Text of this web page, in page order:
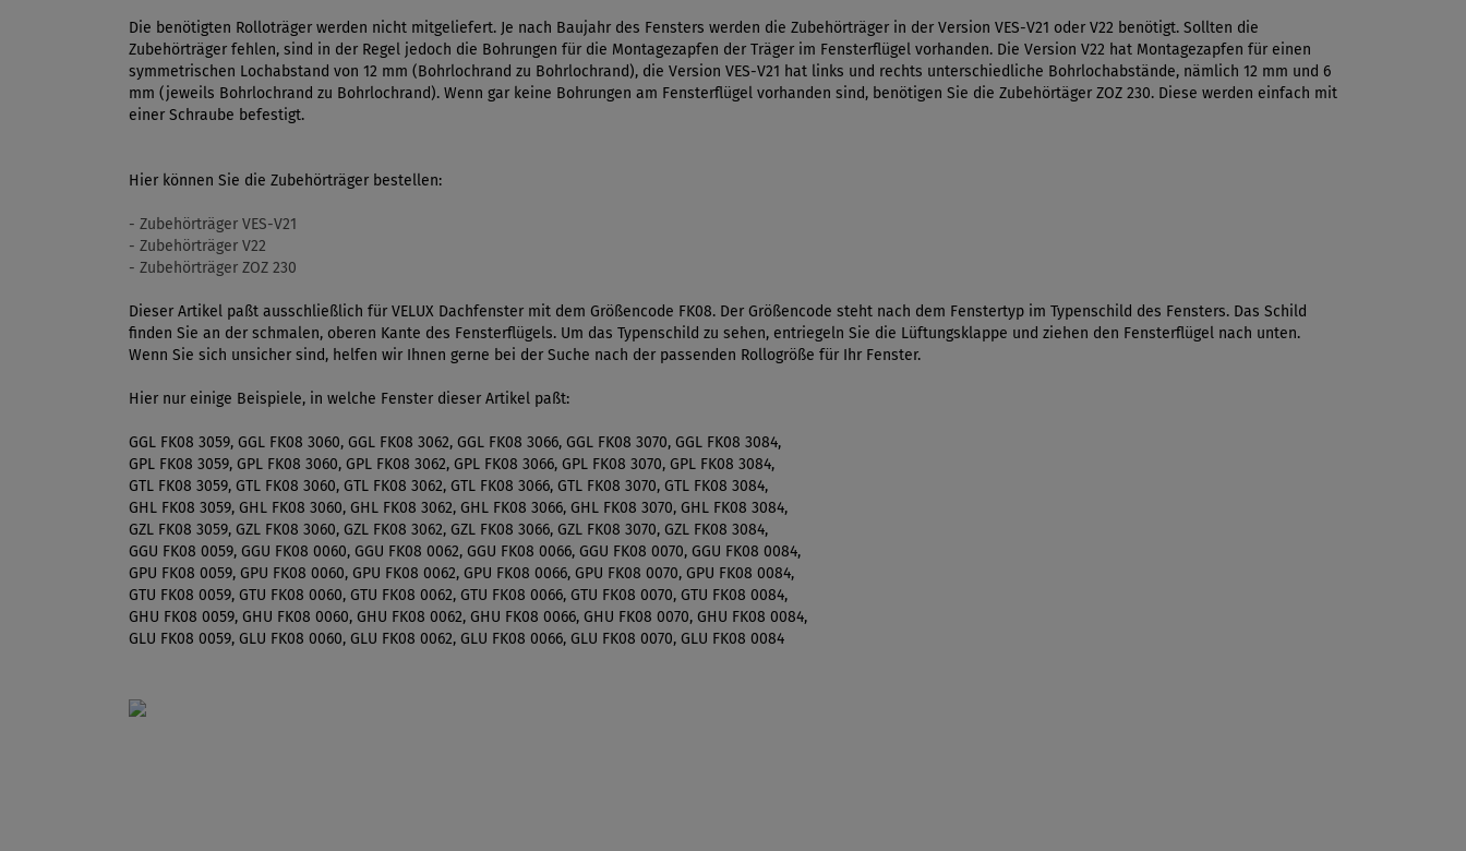
Die benötigten Rolloträger werden nicht mitgeliefert. Je nach Baujahr des Fensters werden die Zubehörträger in der Version VES-V21 oder V22 benötigt. Sollten die
Zubehörträger fehlen, sind in der Regel jedoch die Bohrungen für die Montagezapfen der Träger im Fensterflügel vorhanden. Die Version V22 hat Montagezapfen für einen
symmetrischen Lochabstand von 12 mm (Bohrlochrand zu Bohrlochrand), die Version VES-V21 hat links und rechts unterschiedliche Bohrlochabstände, nämlich 12 mm und 6
mm (jeweils Bohrlochrand zu Bohrlochrand). Wenn gar keine Bohrungen am Fensterflügel vorhanden sind, benötigen Sie die Zubehörtäger ZOZ 230. Diese werden einfach mit
einer Schraube befestigt.
Hier können Sie die Zubehörträger bestellen:
- Zubehörträger VES-V21
- Zubehörträger V22
- Zubehörträger ZOZ 230
Dieser Artikel paßt ausschließlich für VELUX Dachfenster mit dem Größencode FK08. Der Größencode steht nach dem Fenstertyp im Typenschild des Fensters. Das Schild
finden Sie an der schmalen, oberen Kante des Fensterflügels. Um das Typenschild zu sehen, entriegeln Sie die Lüftungsklappe und ziehen den Fensterflügel nach unten.
Wenn Sie sich unsicher sind, helfen wir Ihnen gerne bei der Suche nach der passenden Rollogröße für Ihr Fenster.
Hier nur einige Beispiele, in welche Fenster dieser Artikel paßt:
GGL FK08 3059, GGL FK08 3060, GGL FK08 3062, GGL FK08 3066, GGL FK08 3070, GGL FK08 3084,
GPL FK08 3059, GPL FK08 3060, GPL FK08 3062, GPL FK08 3066, GPL FK08 3070, GPL FK08 3084,
GTL FK08 3059, GTL FK08 3060, GTL FK08 3062, GTL FK08 3066, GTL FK08 3070, GTL FK08 3084,
GHL FK08 3059, GHL FK08 3060, GHL FK08 3062, GHL FK08 3066, GHL FK08 3070, GHL FK08 3084,
GZL FK08 3059, GZL FK08 3060, GZL FK08 3062, GZL FK08 3066, GZL FK08 3070, GZL FK08 3084,
GGU FK08 0059, GGU FK08 0060, GGU FK08 0062, GGU FK08 0066, GGU FK08 0070, GGU FK08 0084,
GPU FK08 0059, GPU FK08 0060, GPU FK08 0062, GPU FK08 0066, GPU FK08 0070, GPU FK08 0084,
GTU FK08 0059, GTU FK08 0060, GTU FK08 0062, GTU FK08 0066, GTU FK08 0070, GTU FK08 0084,
GHU FK08 0059, GHU FK08 0060, GHU FK08 0062, GHU FK08 0066, GHU FK08 0070, GHU FK08 0084,
GLU FK08 0059, GLU FK08 0060, GLU FK08 0062, GLU FK08 0066, GLU FK08 0070, GLU FK08 0084